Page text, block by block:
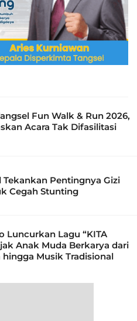
Fun Walk & Run 2026,
Acara Tak Difasilitasi
Tekankan Pentingnya Gizi
Cegah Stunting
Luncurkan Lagu “KITA
Anak Muda Berkarya dari
hingga Musik Tradisional